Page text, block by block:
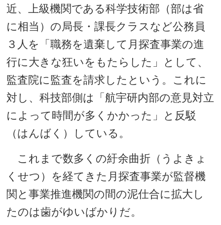
近、上級機関である科学技術部（部は省
に相当）の局長・課長クラスなど公務員
３人を「職務を遺棄して月探査事業の進
行に大きな狂いをもたらした」として、
監査院に監査を請求したという。これに
対し、科技部側は「航宇研内部の意見対立
によって時間が多くかかった」と反駁
（はんばく）している。
これまで数多くの紆余曲折（うよきょ
くせつ）を経てきた月探査事業が監督機
関と事業推進機関の間の泥仕合に拡大し
たのは歯がゆいばかりだ。